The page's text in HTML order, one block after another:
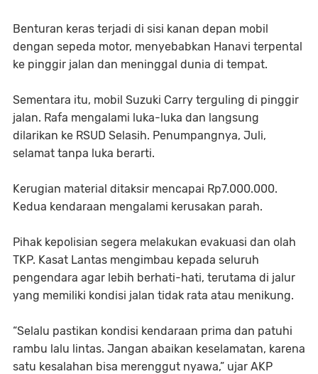
Benturan keras terjadi di sisi kanan depan mobil
dengan sepeda motor, menyebabkan Hanavi terpental
ke pinggir jalan dan meninggal dunia di tempat.
Sementara itu, mobil Suzuki Carry terguling di pinggir
jalan. Rafa mengalami luka-luka dan langsung
dilarikan ke RSUD Selasih. Penumpangnya, Juli,
selamat tanpa luka berarti.
Kerugian material ditaksir mencapai Rp7.000.000.
Kedua kendaraan mengalami kerusakan parah.
Pihak kepolisian segera melakukan evakuasi dan olah
TKP. Kasat Lantas mengimbau kepada seluruh
pengendara agar lebih berhati-hati, terutama di jalur
yang memiliki kondisi jalan tidak rata atau menikung.
“Selalu pastikan kondisi kendaraan prima dan patuhi
rambu lalu lintas. Jangan abaikan keselamatan, karena
satu kesalahan bisa merenggut nyawa,” ujar AKP